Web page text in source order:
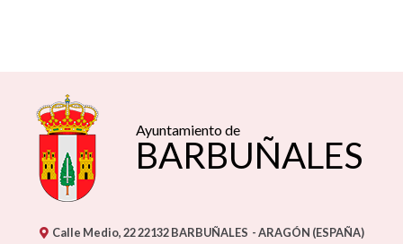
Ayuntamiento de
BARBUÑALES
Calle Medio, 2222132 BARBUÑALES - ARAGÓN (ESPAÑA)